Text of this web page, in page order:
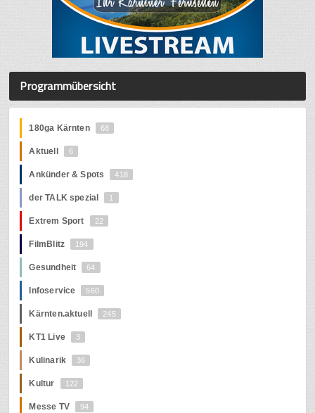
Programmübersicht
180ga Kärnten 68
Aktuell 6
Ankünder & Spots 418
der TALK spezial 1
Extrem Sport 22
FilmBlitz 194
Gesundheit 64
Infoservice 560
Kärnten.aktuell 245
KT1 Live 3
Kulinarik 36
Kultur 122
Messe TV 94